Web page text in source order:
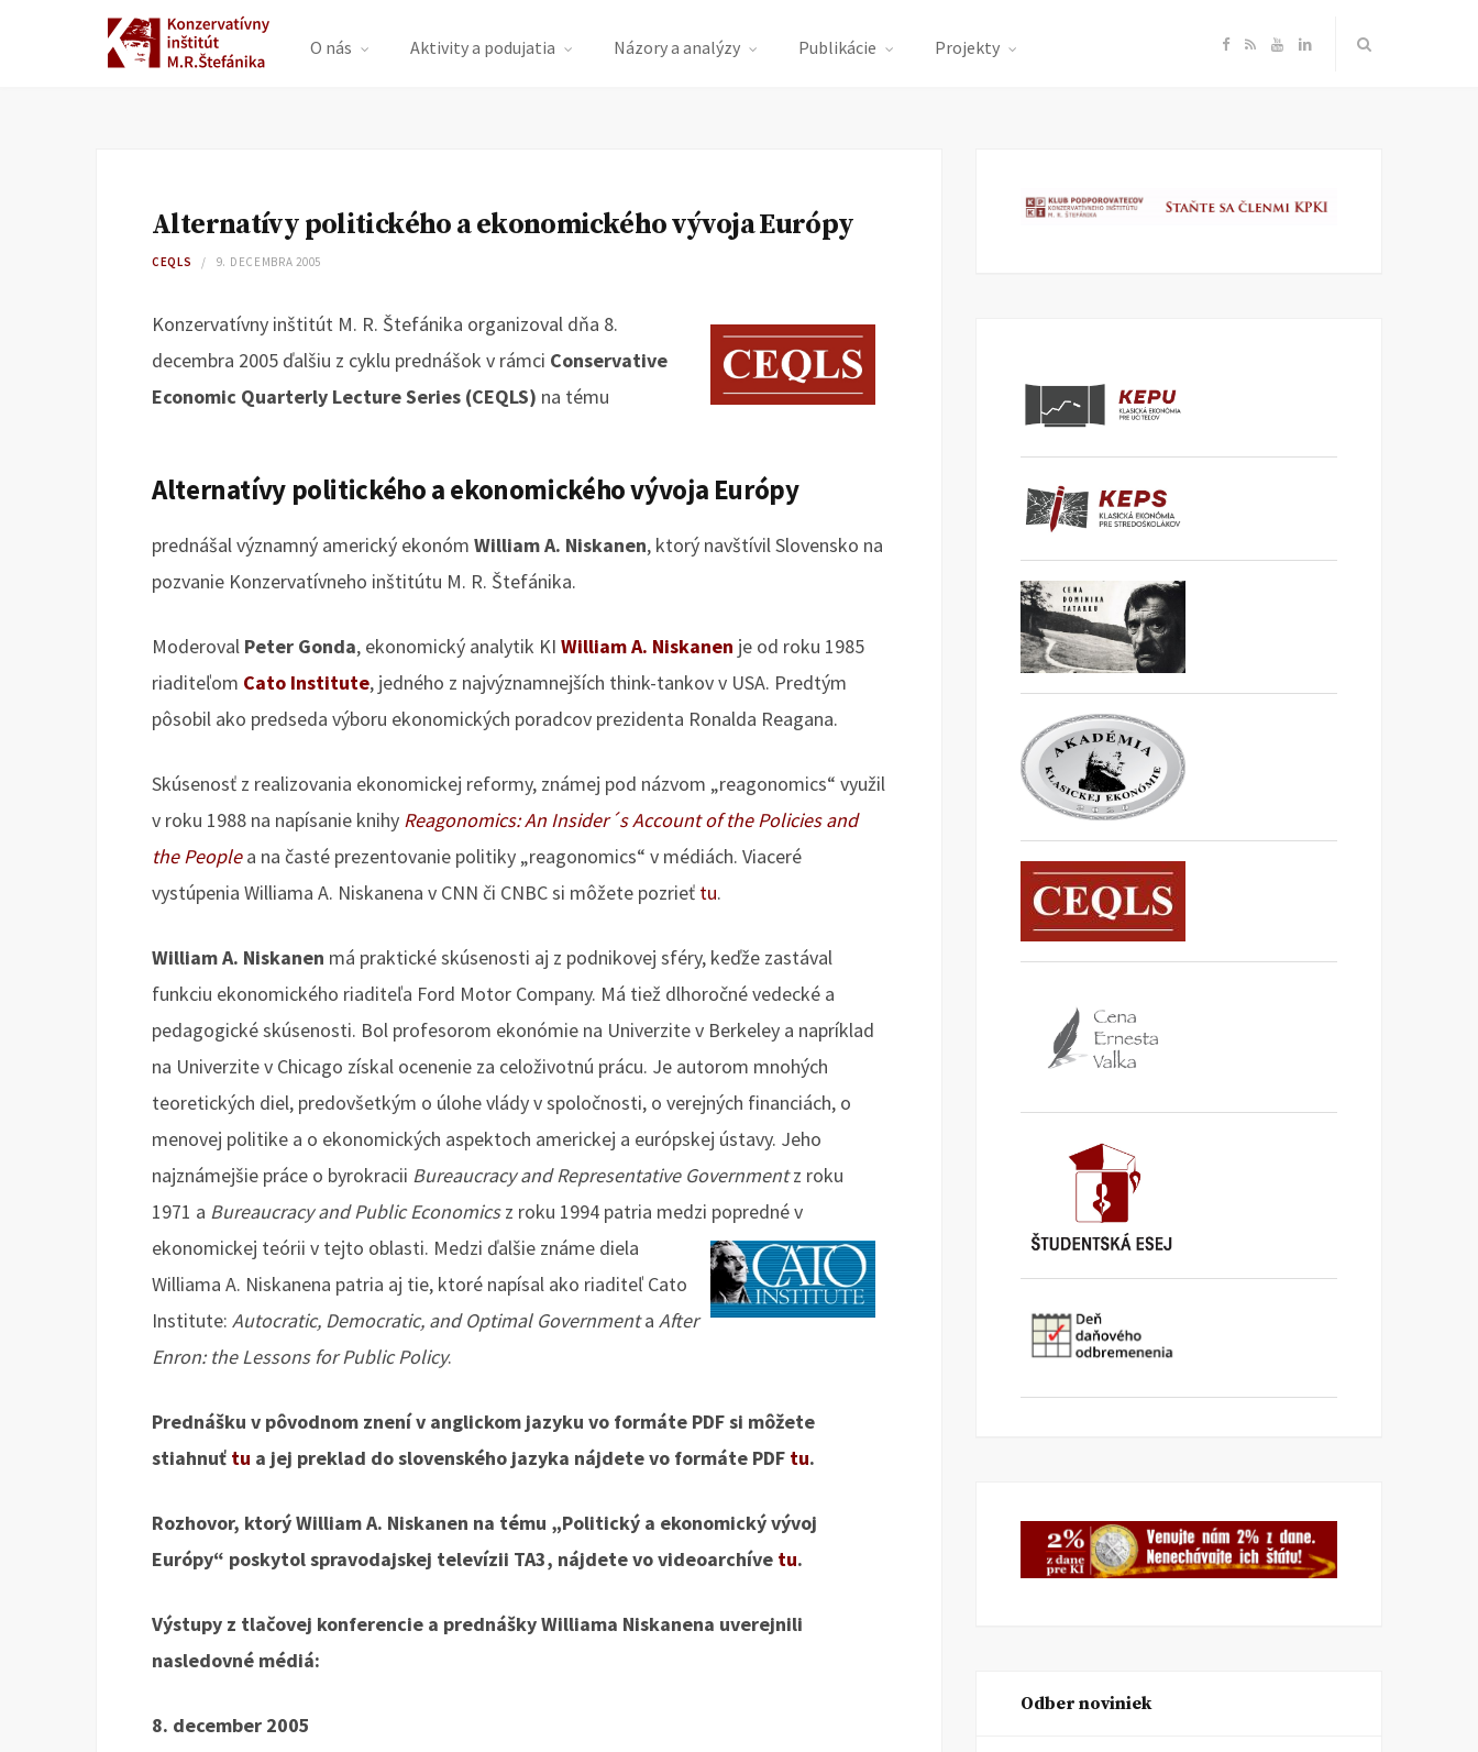
O nás Aktivity a podujatia Názory a analýzy Publikácie Projekty F
e
R Y
T
L
k
Alternatívy politického a ekonomického vývoja Európy
CEQLS 9. DECEMBRA 2005
Konzervatívny inštitút M. R. Štefánika organizoval dňa 8.
decembra 2005 ďalšiu z cyklu prednášok v rámci Conservative
Economic Quarterly Lecture Series (CEQLS) na tému
Alternatívy politického a ekonomického vývoja Európy
prednášal významný americký ekonóm William A. Niskanen, ktorý navštívil Slovensko na
pozvanie Konzervatívneho inštitútu M. R. Štefánika.
Moderoval Peter Gonda, ekonomický analytik KI William A. Niskanen je od roku 1985
riaditeľom Cato Institute, jedného z najvýznamnejších think-tankov v USA. Predtým
pôsobil ako predseda výboru ekonomických poradcov prezidenta Ronalda Reagana.
Skúsenosť z realizovania ekonomickej reformy, známej pod názvom „reagonomics“ využil
v roku 1988 na napísanie knihy Reagonomics: An Insider´s Account of the Policies and
the Peoplea na časté prezentovanie politiky „reagonomics“ v médiách. Viaceré
vystúpenia Williama A. Niskanena v CNN či CNBC si môžete pozrieť tu.
William A. Niskanen má praktické skúsenosti aj z podnikovej sféry, keďže zastával
funkciu ekonomického riaditeľa Ford Motor Company. Má tiež dlhoročné vedecké a
pedagogické skúsenosti. Bol profesorom ekonómie na Univerzite v Berkeley a napríklad
na Univerzite v Chicago získal ocenenie za celoživotnú prácu. Je autorom mnohých
teoretických diel, predovšetkým o úlohe vlády v spoločnosti, o verejných financiách, o
menovej politike a o ekonomických aspektoch americkej a európskej ústavy. Jeho
najznámejšie práce o byrokracii Bureaucracy and Representative Governmentz roku
1971 a Bureaucracy and Public Economicsz roku 1994 patria medzi popredné v
ekonomickej teórii v tejto oblasti. Medzi ďalšie známe diela
Williama A. Niskanena patria aj tie, ktoré napísal ako riaditeľ Cato
Institute: Autocratic, Democratic, and Optimal Governmenta After
Enron: the Lessons for Public Policy.
Prednášku v pôvodnom znení v anglickom jazyku vo formáte PDF si môžete
stiahnuť tu a jej preklad do slovenského jazyka nájdete vo formáte PDF tu.
Rozhovor, ktorý William A. Niskanen na tému „Politický a ekonomický vývoj
Európy“ poskytol spravodajskej televízii TA3, nájdete vo videoarchíve tu.
Výstupy z tlačovej konferencie a prednášky Williama Niskanena uverejnili
nasledovné médiá:
8. december 2005
Odber noviniek